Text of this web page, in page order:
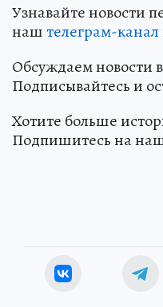
Узнавайте новости
наштелеграм-канал
Обсуждаем новости
Подписывайтесь и
Хотите больше
Подпишитесь на